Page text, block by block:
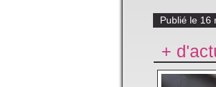
Publié le
+